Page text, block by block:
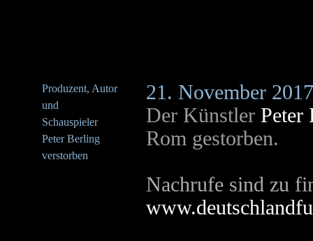
Produzent, Autor
und
Schauspieler
Peter Berling
verstorben
21. November 2017
Der Künstler Peter
Rom gestorben.
Nachrufe sind zu